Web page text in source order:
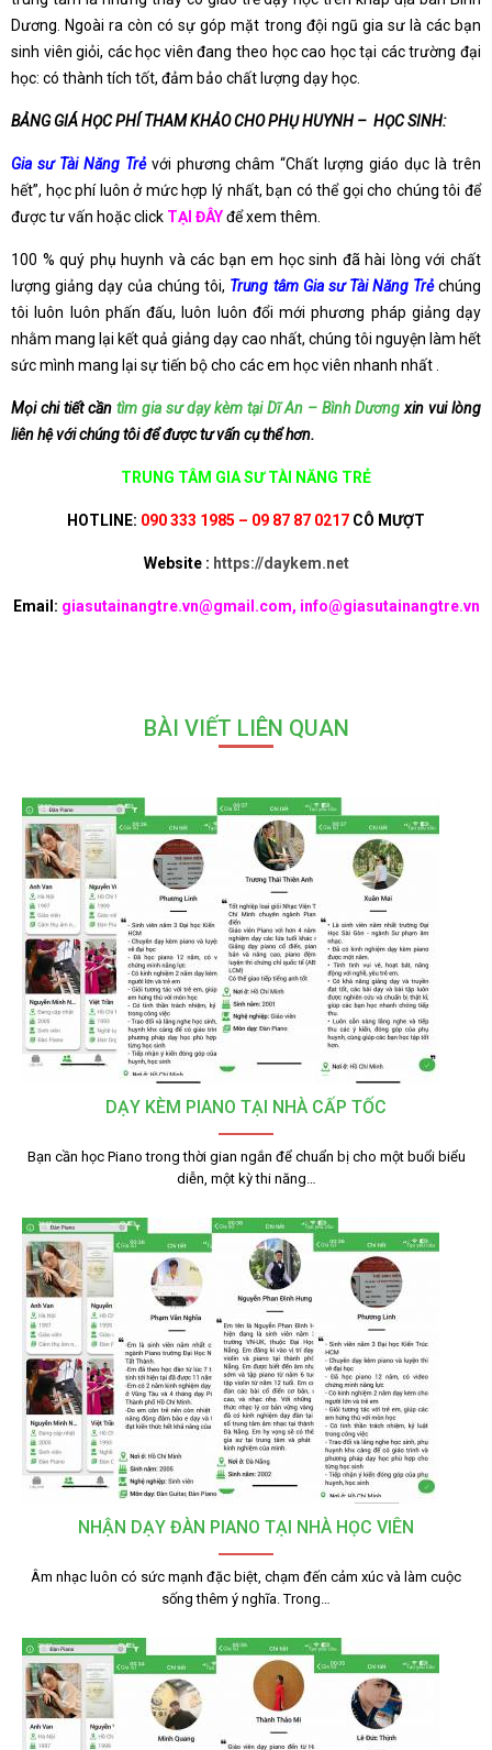
Dương. Ngoài ra còn có sự góp mặt trong đội ngũ gia sư là các bạn
sinh viên giỏi, các học viên đang theo học cao học tại các trường đại
học: có thành tích tốt, đảm bảo chất lượng dạy học.
BẢNG GIÁ HỌC PHÍ THAM KHẢO CHO PHỤ HUYNH – HỌC SINH:
Gia sư Tài Năng Trẻvới phương châm “Chất lượng giáo dục là trên
hết”, học phí luôn ở mức hợp lý nhất, bạn có thể gọi cho chúng tôi để
được tư vấn hoặc click TẠI ĐÂYđể xem thêm.
100 % quý phụ huynh và các bạn em học sinh đã hài lòng với chất
lượng giảng dạy của chúng tôi, Trung tâm Gia sư Tài Năng Trẻchúng
tôi luôn luôn phấn đấu, luôn luôn đổi mới phương pháp giảng dạy
nhằm mang lại kết quả giảng dạy cao nhất, chúng tôi nguyện làm hết
sức mình mang lại sự tiến bộ cho các em học viên nhanh nhất .
Mọi chi tiết cần tìm gia sư dạy kèm tại Dĩ An – Bình Dương xin vui lòng
liên hệ với chúng tôi để được tư vấn cụ thể hơn.
TRUNG TÂM GIA SƯ TÀI NĂNG TRẺ
HOTLINE: 090 333 1985 – 09 87 87 0217 CÔ MƯỢT
Website : https://daykem.net
Email: giasutainangtre.vn@gmail.com, info@giasutainangtre.vn
BÀI VIẾT LIÊN QUAN
DẠY KÈM PIANO TẠI NHÀ CẤP TỐC
Bạn cần học Piano trong thời gian ngắn để chuẩn bị cho một buổi biểu
diễn, một kỳ thi năng…
NHẬN DẠY ĐÀN PIANO TẠI NHÀ HỌC VIÊN
Âm nhạc luôn có sức mạnh đặc biệt, chạm đến cảm xúc và làm cuộc
sống thêm ý nghĩa. Trong…